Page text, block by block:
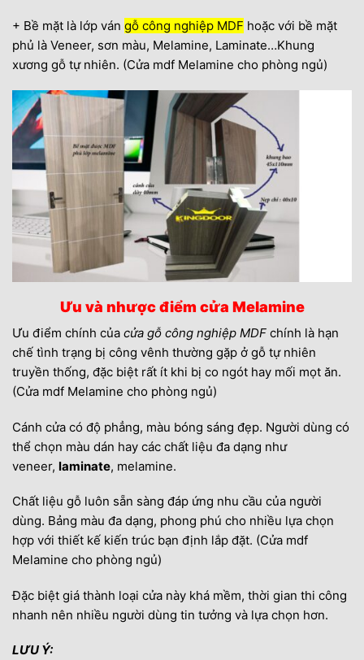
+ Bề mặt là lớp ván gỗ công nghiệp MDF hoặc với bề mặt
phủ là Veneer, sơn màu, Melamine, Laminate…Khung
xương gỗ tự nhiên. (Cửa mdf Melamine cho phòng ngủ)
Ưu và nhược điểm cửa Melamine
Ưu điểm chính của cửa gỗ công nghiệp MDF chính là hạn
chế tình trạng bị công vênh thường gặp ở gỗ tự nhiên
truyền thống, đặc biệt rất ít khi bị co ngót hay mối mọt ăn.
(Cửa mdf Melamine cho phòng ngủ)
Cánh cửa có độ phẳng, màu bóng sáng đẹp. Người dùng có
thể chọn màu dán hay các chất liệu đa dạng như
veneer, laminate, melamine.
Chất liệu gỗ luôn sẵn sàng đáp ứng nhu cầu của người
dùng. Bảng màu đa dạng, phong phú cho nhiều lựa chọn
hợp với thiết kế kiến trúc bạn định lắp đặt. (Cửa mdf
Melamine cho phòng ngủ)
Đặc biệt giá thành loại cửa này khá mềm, thời gian thi công
nhanh nên nhiều người dùng tin tưởng và lựa chọn hơn.
LƯU Ý: